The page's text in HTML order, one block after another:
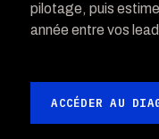
pilotage, puis
année entre vos
ACCÉDER AU